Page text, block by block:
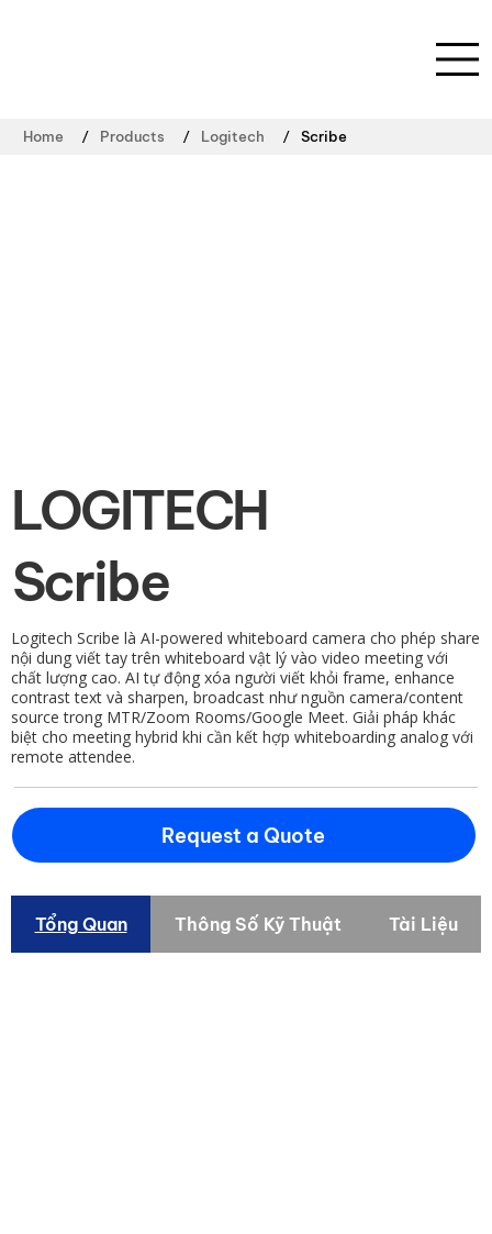
Home / Products / Logitech / Scribe
LOGITECH
Scribe
Logitech Scribe là AI-powered whiteboard camera cho phép share
nội dung viết tay trên whiteboard vật lý vào video meeting với
chất lượng cao. AI tự động xóa người viết khỏi frame, enhance
contrast text và sharpen, broadcast như nguồn camera/content
source trong MTR/Zoom Rooms/Google Meet. Giải pháp khác
biệt cho meeting hybrid khi cần kết hợp whiteboarding analog với
remote attendee.
Request a Quote
Tổng Quan Thông Số Kỹ Thuật Tài Liệu